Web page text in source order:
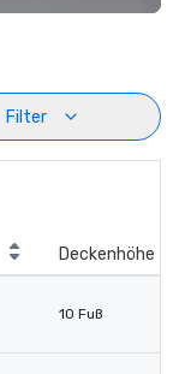
Filter
Deckenhöhe
10 Fuß